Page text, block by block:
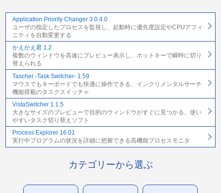
Application Priority Changer 3.0.4.0
ユーザの指定したプロセスを監視し、起動時に優先度設定やCPUアフィ
ニティを自動変更する
かえかえ君 1.2
複数のウィンドウを高速にプレビュー表示し、ホットキーで瞬時に切り
替えられる
Tascher -Task Switcher- 1.59
マウスでもキーボードでも快適に操作できる、インクリメンタルサーチ
機能搭載のタスクスイッチャ
VistaSwitcher 1.1.5
大きなサイズのプレビューで目的のウィンドウがすぐに見つかる、使い
やすいタスク切り替えソフト
Process Explorer 16.01
実行中プログラムの状況を詳細に把握できる高機能プロセスモニタ
カテゴリーから選ぶ